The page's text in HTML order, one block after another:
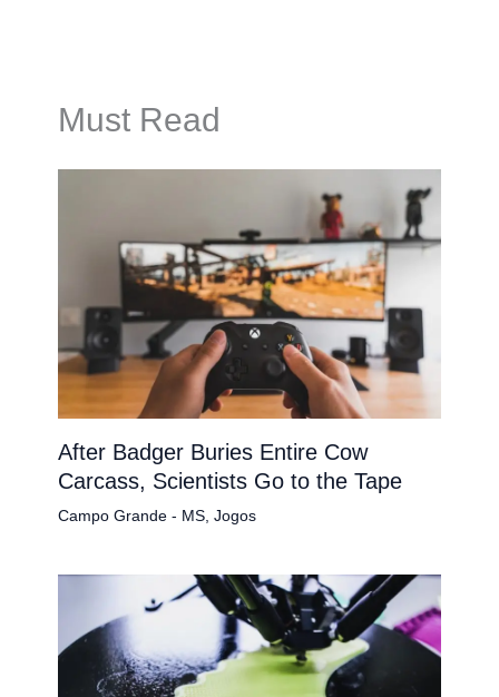
Must Read
After Badger Buries Entire Cow
Carcass, Scientists Go to the Tape
Campo Grande - MS, Jogos